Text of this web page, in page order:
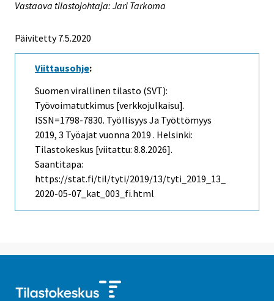
Vastaava tilastojohtaja: Jari Tarkoma
Päivitetty 7.5.2020
Viittausohje:
Suomen virallinen tilasto (SVT):
Työvoimatutkimus [verkkojulkaisu].
ISSN=1798-7830. Työllisyys Ja Työttömyys
2019, 3 Työajat vuonna 2019 . Helsinki:
Tilastokeskus [viitattu: 8.8.2026].
Saantitapa:
https://stat.fi/til/tyti/2019/13/tyti_2019_13_
2020-05-07_kat_003_fi.html